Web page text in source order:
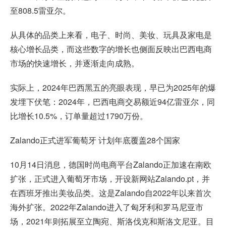
至808.5雷亚尔。
从具体的品类上来看，电子、时尚、美妆、玩具及家电是
核心增长品类，而这些数字的增长也侧面反映出巴西电商
市场的快速增长，并逐渐走向成熟。
实际上，2024年巴西黑五的亮眼表现，早已为2025年的爆
发埋下伏笔：2024年，巴西电商交易额近94亿雷亚尔，同
比增长10.5%，订单量超过1790万份。
Zalando正式进军葡萄牙 计划年底覆盖28个国家
10月14日消息，德国时尚电商平台Zalando正加速在南欧
扩张，正式进入葡萄牙市场，开设新网站Zalando.pt，并
在西班牙推出美妆品类。这是Zalando自2022年以来首次
海外扩张。2022年Zalando进入了匈牙利和罗马尼亚市
场，2021年则拓展至立陶宛、斯洛伐克和斯洛文尼亚。目